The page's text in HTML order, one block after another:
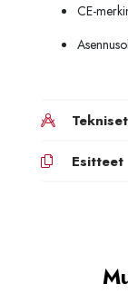
CE-
Esitteet